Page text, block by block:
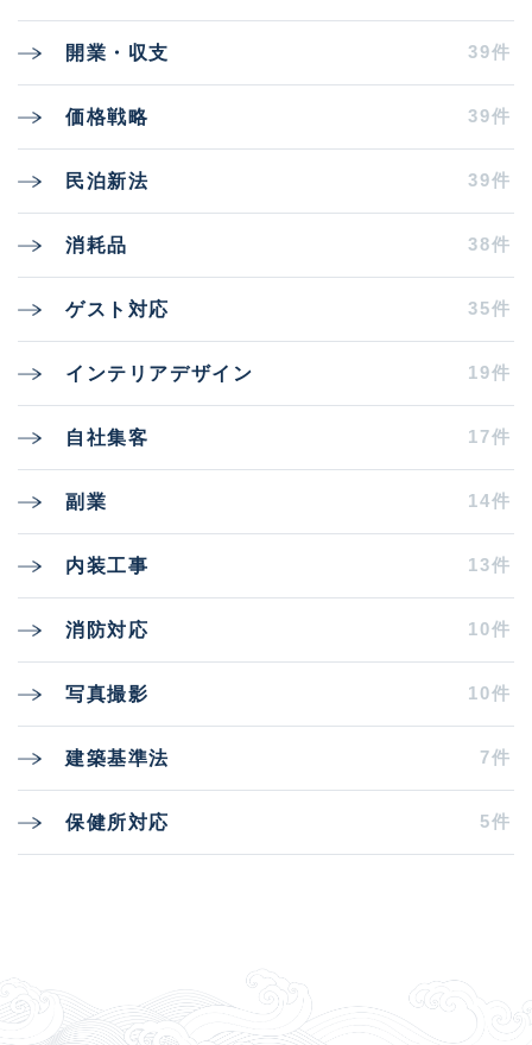
開業・収支 39件
価格戦略 39件
民泊新法 39件
消耗品 38件
ゲスト対応 35件
インテリアデザイン 19件
自社集客 17件
副業 14件
内装工事 13件
消防対応 10件
写真撮影 10件
建築基準法 7件
保健所対応 5件